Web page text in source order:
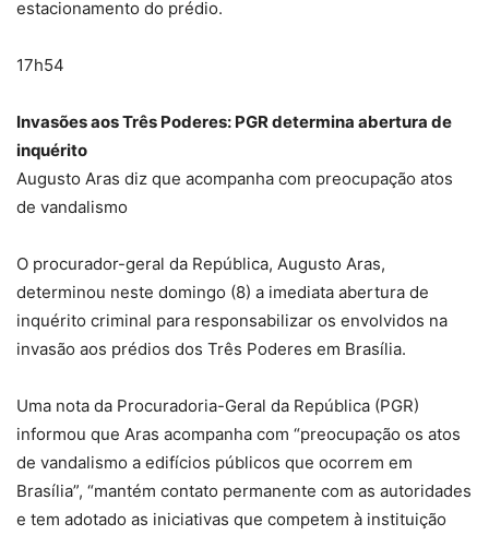
estacionamento do prédio.
17h54
Invasões aos Três Poderes: PGR determina abertura de
inquérito
Augusto Aras diz que acompanha com preocupação atos
de vandalismo
O procurador-geral da República, Augusto Aras,
determinou neste domingo (8) a imediata abertura de
inquérito criminal para responsabilizar os envolvidos na
invasão aos prédios dos Três Poderes em Brasília.
Uma nota da Procuradoria-Geral da República (PGR)
informou que Aras acompanha com “preocupação os atos
de vandalismo a edifícios públicos que ocorrem em
Brasília”, “mantém contato permanente com as autoridades
e tem adotado as iniciativas que competem à instituição